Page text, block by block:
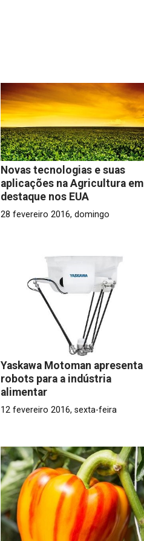
Novas tecnologias e suas
aplicações na Agricultura em
destaque nos EUA
28 fevereiro 2016, domingo
Yaskawa Motoman apresenta
robots para a indústria
alimentar
12 fevereiro 2016, sexta-feira